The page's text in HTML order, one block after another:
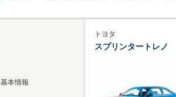
基本情報
トヨタ
スプリンタートレノ